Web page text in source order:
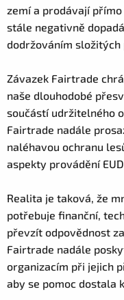
zemí a prodávají
stále negativně
dodržováním složitých
Závazek Fairtrade
naše dlouhodobé
součástí udržitelného
Fairtrade nadále
naléhavou ochranu
aspekty provádění
Realita je taková, že
potřebuje finanční,
převzít odpovědnost
Fairtrade nadále
organizacím při jejich
aby se pomoc dostala